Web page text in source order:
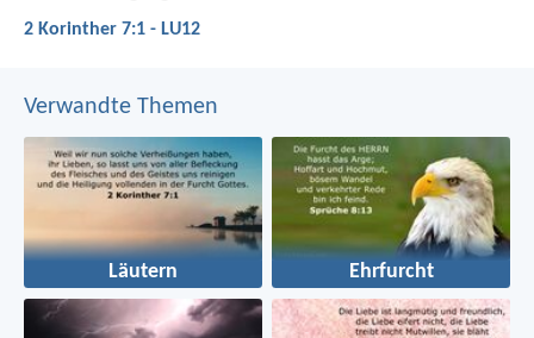
2 Korinther 7:1 - LU12
Verwandte Themen
Läutern Ehrfurcht